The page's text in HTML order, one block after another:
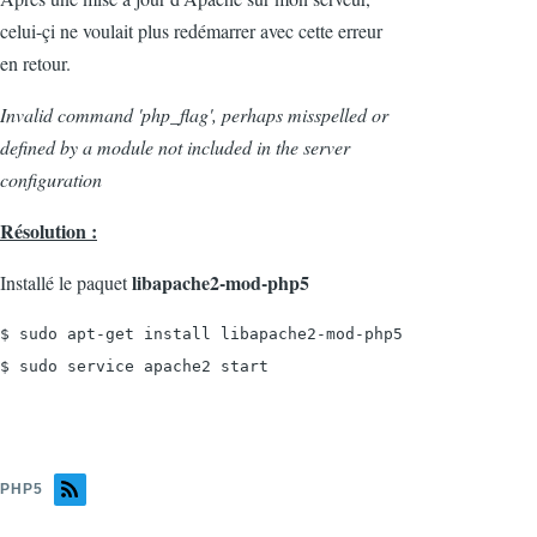
celui-çi ne voulait plus redémarrer avec cette erreur
en retour.
Invalid command 'php_flag', perhaps misspelled or
defined by a module not included in the server
configuration
Résolution :
Installé le paquetlibapache2-mod-php5
$ sudo apt-get install libapache2-mod-php5
$ sudo service apache2 start
PHP5